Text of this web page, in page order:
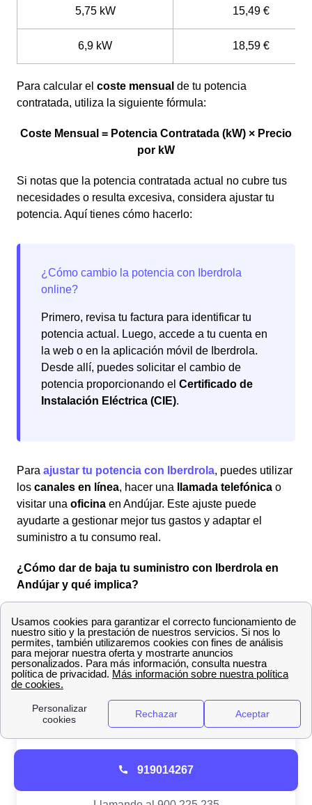
5,75 kW 15,49 €
6,9 kW 18,59 €
Para calcular el coste mensual de tu potencia
contratada, utiliza la siguiente fórmula:
Coste Mensual = Potencia Contratada (kW) × Precio
por kW
Si notas que la potencia contratada actual no cubre tus
necesidades o resulta excesiva, considera ajustar tu
potencia. Aquí tienes cómo hacerlo:
Primero, revisa tu factura para identificar tu
potencia actual. Luego, accede a tu cuenta en
la web o en la aplicación móvil de Iberdrola.
Desde allí, puedes solicitar el cambio de
potencia proporcionando el Certificado de
Instalación Eléctrica (CIE).
Para ajustar tu potencia con Iberdrola, puedes utilizar
los canales en línea, hacer una llamada telefónica o
visitar una oficina en Andújar. Este ajuste puede
ayudarte a gestionar mejor tus gastos y adaptar el
suministro a tu consumo real.
¿Cómo dar de baja tu suministro con Iberdrola en
Andújar y qué implica?
necesidad de realizar el trámiteen cualquiera de sus
oficinas en Andújar, ya que habilitan diferentes
canales para realizar el trámite.
919014267